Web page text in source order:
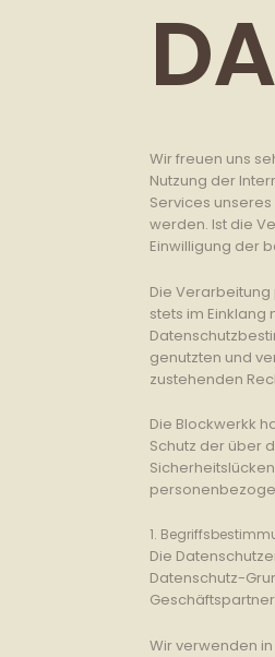
Wir freuen uns
Nutzung der
Services
werden. Ist die
Einwilligung der
Die
stets im
genutzten und
zustehenden
Die Blockwerkk
Schutz der über
1.
Die
Datenschutz-
Wir verwenden